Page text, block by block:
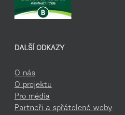
DALŠÍ ODKAZY
O nás
O projektu
Pro média
Partneři a spřátelené weby